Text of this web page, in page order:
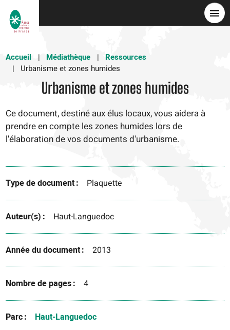
Accueil
Médiathèque
Ressources
Urbanisme et zones humides
Urbanisme et zones humides
Ce document, destiné aux élus locaux, vous aidera à
prendre en compte les zones humides lors de
l'élaboration de vos documents d'urbanisme.
Type de document Plaquette
Auteur(s) Haut-Languedoc
Année du document 2013
Nombre de pages 4
Parc Haut-Languedoc